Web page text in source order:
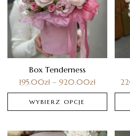
Box Tenderness
195.00zł – 920.00zł
WYBIERZ OPCJE